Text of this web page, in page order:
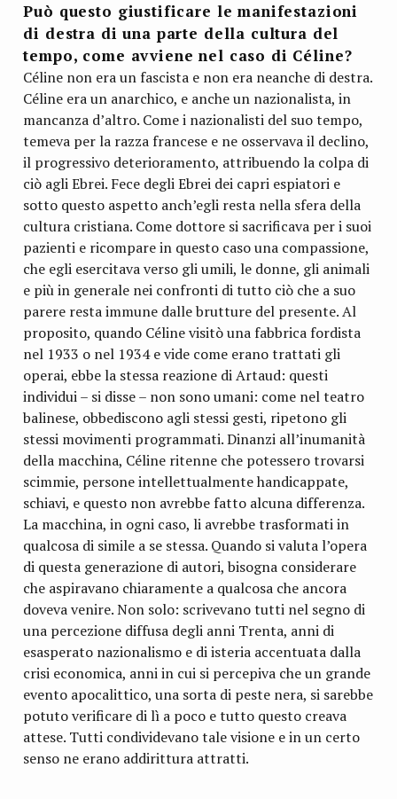
Può questo giustificare le manifestazioni
di destra di una parte della cultura del
tempo, come avviene nel caso di Céline?
Céline non era un fascista e non era neanche di destra.
Céline era un anarchico, e anche un nazionalista, in
mancanza d’altro. Come i nazionalisti del suo tempo,
temeva per la razza francese e ne osservava il declino,
il progressivo deterioramento, attribuendo la colpa di
ciò agli Ebrei. Fece degli Ebrei dei capri espiatori e
sotto questo aspetto anch’egli resta nella sfera della
cultura cristiana. Come dottore si sacrificava per i suoi
pazienti e ricompare in questo caso una compassione,
che egli esercitava verso gli umili, le donne, gli animali
e più in generale nei confronti di tutto ciò che a suo
parere resta immune dalle brutture del presente. Al
proposito, quando Céline visitò una fabbrica fordista
nel 1933 o nel 1934 e vide come erano trattati gli
operai, ebbe la stessa reazione di Artaud: questi
individui – si disse – non sono umani: come nel teatro
balinese, obbediscono agli stessi gesti, ripetono gli
stessi movimenti programmati. Dinanzi all’inumanità
della macchina, Céline ritenne che potessero trovarsi
scimmie, persone intellettualmente handicappate,
schiavi, e questo non avrebbe fatto alcuna differenza.
La macchina, in ogni caso, li avrebbe trasformati in
qualcosa di simile a se stessa. Quando si valuta l’opera
di questa generazione di autori, bisogna considerare
che aspiravano chiaramente a qualcosa che ancora
doveva venire. Non solo: scrivevano tutti nel segno di
una percezione diffusa degli anni Trenta, anni di
esasperato nazionalismo e di isteria accentuata dalla
crisi economica, anni in cui si percepiva che un grande
evento apocalittico, una sorta di peste nera, si sarebbe
potuto verificare di lì a poco e tutto questo creava
attese. Tutti condividevano tale visione e in un certo
senso ne erano addirittura attratti.